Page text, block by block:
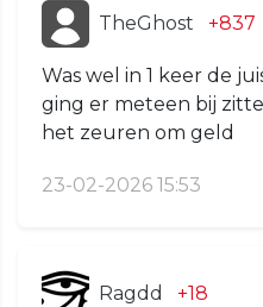
TheGhost +837
Was wel in 1 keer de
ging er meteen bij
het zeuren om geld
23-02-2026 15:53
Ragdd +18